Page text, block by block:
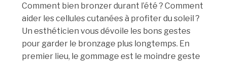
Comment bien bronzer durant l’été ? Comment
aider les cellules cutanées à profiter du soleil ?
Un esthéticien vous dévoile les bons gestes
pour garder le bronzage plus longtemps. En
premier lieu, le gommage est le moindre geste